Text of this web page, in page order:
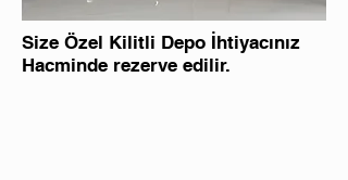
Size Özel Kilitli Depo İhtiyacınız
Hacminde rezerve edilir.